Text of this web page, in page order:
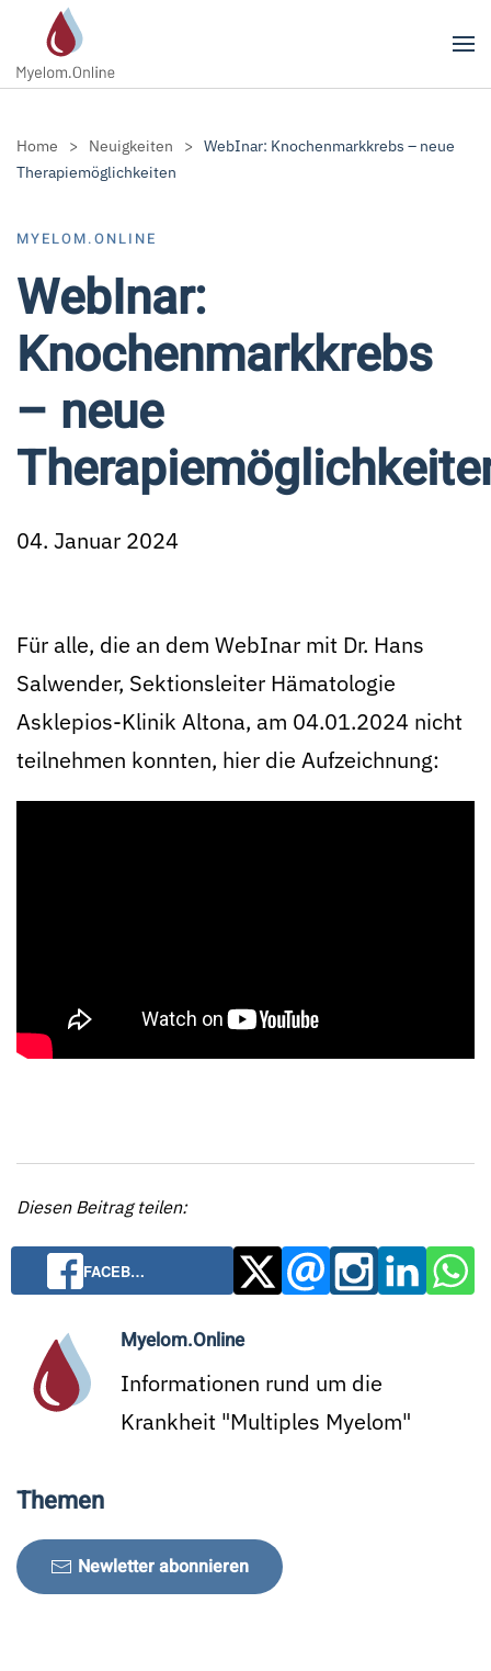
Zum Hauptinhalt springen
Home Neuigkeiten
WebInar: Knochenmarkkrebs – neue
Therapiemöglichkeiten
MYELOM.ONLINE
WebInar:
Knochenmarkkrebs
– neue
04. Januar 2024
Für alle, die an dem WebInar mit Dr. Hans
Salwender, Sektionsleiter Hämatologie
Asklepios-Klinik Altona, am 04.01.2024 nicht
teilnehmen konnten, hier die Aufzeichnung:
Diesen Beitrag teilen:
FACEB…
Myelom.Online
Informationen rund um die
Krankheit "Multiples Myelom"
Themen
Newletter abonnieren